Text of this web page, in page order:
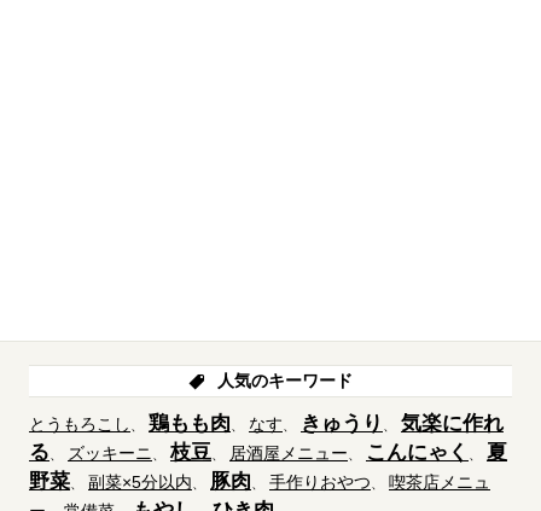
人気のキーワード
とうもろこし 鶏もも肉 なす きゅうり
気楽に作れ
る
ズッキーニ 枝豆 居酒屋メニュー こんにゃく
夏
野菜
副菜×5分以内 豚肉 手作りおやつ
喫茶店メニュ